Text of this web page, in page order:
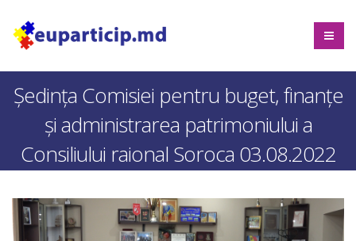
Ședința Comisiei pentru buget, finanțe
și administrarea patrimoniului a
Consiliului raional Soroca 03.08.2022